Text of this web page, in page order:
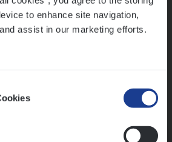
to enhance site navigation,
assist in our marketing efforts.